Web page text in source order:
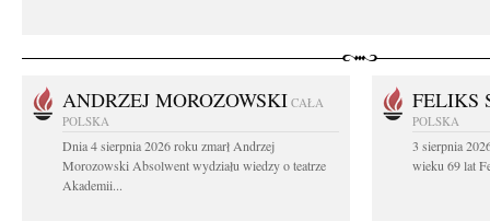
ANDRZEJ MOROZOWSKI CAŁA
POLSKA
Dnia 4 sierpnia 2026 roku zmarł Andrzej
Morozowski Absolwent wydziału wiedzy o teatrze
Akademii...
FELIKS
POLSKA
3 sierpnia
wieku 69 lat